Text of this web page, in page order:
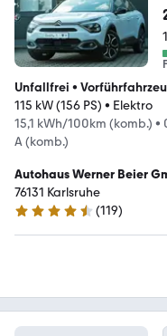
Unfallfrei •
115 kW (156 PS) • Elektro
15,1 kWh/100km (komb.) •
A (komb.)
Autohaus Werner Beier
76131 Karlsruhe
4.3 Sterne
(119)